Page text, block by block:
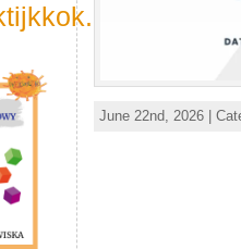
June 22nd, 2026 |